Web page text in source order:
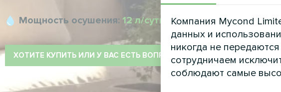
Мощность осушения: 12 л/сутки
ХОТИТЕ КУПИТЬ ИЛИ У ВАС ЕСТЬ ВОПРОСЫ?
Компания Mycond
данных и
никогда не
сотрудничаем
соблюдают самые